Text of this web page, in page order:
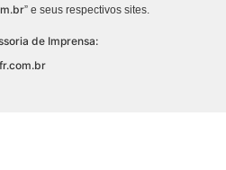
” e seus respectivos sites.
de Imprensa: